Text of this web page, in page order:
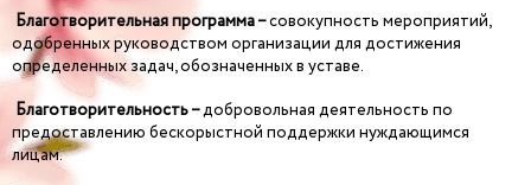
Благотворительная программа –совокупность мероприятий,
одобренных руководством организации для достижения
определенных задач, обозначенных в уставе.
Благотворительность –добровольная деятельность по
предоставлению бескорыстной поддержки нуждающимся
лицам.